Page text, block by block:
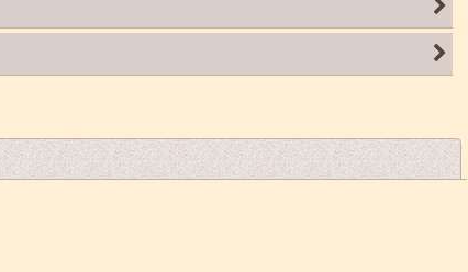
閉じる